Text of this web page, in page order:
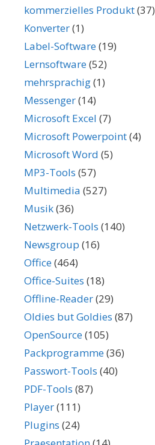
kommerzielles Produkt(37)
Konverter(1)
Label-Software(19)
Lernsoftware(52)
mehrsprachig(1)
Messenger(14)
Microsoft Excel (7)
Microsoft Powerpoint(4)
Microsoft Word (5)
MP3-Tools (57)
Multimedia (527)
Musik(36)
Netzwerk-Tools (140)
Newsgroup (16)
Office(464)
Office-Suites (18)
Offline-Reader(29)
Oldies but Goldies (87)
OpenSource(105)
Packprogramme(36)
Passwort-Tools (40)
PDF-Tools (87)
Player(111)
Plugins (24)